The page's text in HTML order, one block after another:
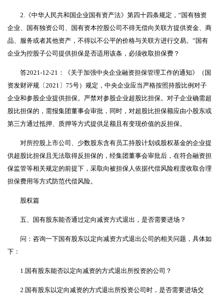
2.《中华人民共和国企业国有资产法》第四十四条规定，“国有独资
企业、国有独资公司、国有资本控股公司不得无偿向关联方提供资金、商
品、服务或者其他资产，不得以不公平的价格与关联方进行交易。”国有
企业为控股子公司提供担保是否适用该条，必须收取担保费？
答2021-12-21：《关于加强中央企业融资担保管理工作的通知》（国
资发财评规〔2021〕75号）规定，中央企业应当严格按照持股比例对子
企业和参股企业提供担保。严禁对参股企业超股比担保。对子企业确需超
股比担保的，需报集团董事会审批，同时，对超股比担保额应由小股东或
第三方通过抵押、质押等方式提供足额且有变现价值的反担保。
对所控股上市公司、少数股东含有员工持股计划或股权基金的企业提
供超股比担保且无法取得反担保的，经集团董事会审批后，在符合融资担
保监管等相关规定的前提下，采取向被担保人依据代偿风险程度收取合理
担保费用等方式防范代偿风险。
股权篇
五、国有股东能否通过定向减资方式退出，是否需要进场？
问：咨询一下国有股东以定向减资方式退出公司的相关问题，具体如
下：
1.国有股东能否以定向减资的方式退出所投资的公司？
2.国有股东以定向减资的方式退出所投资公司时，是否需要进场交